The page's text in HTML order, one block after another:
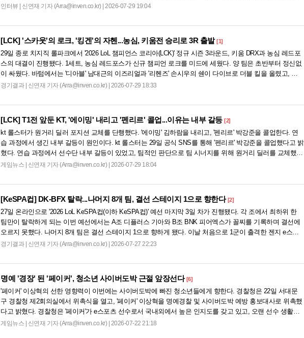
역전승을 거뒀다. 다음...
인터뷰 신연재 기자 (Arra@inven.co.kr) | 2026-07-29 19:04
[LCK]'스카웃'의 로크, '킹겐'의 자헨...농심, 키움전 승리로 3R 출발[1]
29일 종로 치지직 롤파크에서 '2026 LoL 챔피언스 코리아(LCK)' 정규 시즌 3라운드, 키움 DRX과 농심 레드포
스의 대결이 진행됐다. 1세트, 농심 레드포스가 신규 챔피언 로크를 미드에 세웠다. 양 팀은 초반부터 정신없
이 싸웠다. 바텀에서는 '디아블' 남대근의 이즈리얼과 '리헨즈' 손시우의 쉔이 다이브로 더블 킬을 올렸고, 탑
에선 '윌러' 김정현...
경기결과 신연재 기자 (Arra@inven.co.kr) | 2026-07-29 18:33
[LCK]T1전 앞둔 KT, '에이밍' 내리고 '펜리르' 콜업...이유는 내부 갈등 [2]
kt 롤스터가 원거리 딜러 포지션 교체를 단행했다. '에이밍' 김하람을 내리고, '펜리르' 박강준을 콜업한다. 연
습 과정에서 생긴 내부 갈등이 원인이다. kt 롤스터는 29일 공식 SNS를 통해 '펜리르' 박강준을 콜업했다고 밝
혔다. 연습 과정에서 선수단 내부 갈등이 있었고, 팀적인 판단으로 팀 시너지를 위해 원거리 딜러를 교체했다
는 것이 kt 롤스터의 설...
게임뉴스 신연재 기자 (Arra@inven.co.kr) | 2026-07-29 18:04
[KeSPA컵]DK-BFX 탈락...나머지 8개 팀, 결선 스테이지 1으로 향한다[2]
27일 온라인으로 '2026 LoL KeSPA컵(이하 KeSPA컵)' 예선 마지막 3일 차가 진행됐다. 각 조에서 최하위 한
팀만이 탈락하게 되는 이번 예선에서는 A조 디플러스 기아와 B조 BNK 피어엑스가 꼴찌를 기록하며 결선에
오르지 못했다. 나머지 8개 팀은 결선 스테이지 1으로 향하게 됐다. 이날 처음으로 1군이 출격한 젠지 e스포
츠는 깔끔하게 2승...
경기결과 신연재 기자 (Arra@inven.co.kr) | 2026-07-27 22:23
명예 '경장' 된 '페이커', 청소년 사이버도박 근절 앞장선다[6]
'페이커' 이상혁의 선한 영향력이 이번에는 사이버도박에 빠진 청소년들에게 향한다. 경찰청은 22일 서대문
구 경찰청 제2회의실에서 위촉식을 열고, '페이커' 이상혁을 명예경찰 및 사이버도박 예방 홍보대사로 위촉했
다고 밝혔다. 경찰청은 '페이커'가 e스포츠 선수로서 국내외에서 높은 인지도를 갖고 있고, 오랜 선수 생활을
통해 자기관리와 집중력･절제의 가치를 꾸...
게임뉴스 신연재 기자 (Arra@inven.co.kr) | 2026-07-22 21:18